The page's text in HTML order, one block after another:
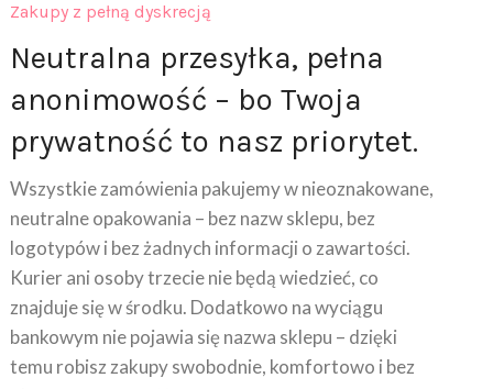
Neutralna przesyłka, pełna
anonimowość – bo Twoja
prywatność to nasz priorytet.
Wszystkie zamówienia pakujemy w nieoznakowane,
neutralne opakowania – bez nazw sklepu, bez
logotypów i bez żadnych informacji o zawartości.
Kurier ani osoby trzecie nie będą wiedzieć, co
znajduje się w środku. Dodatkowo na wyciągu
bankowym nie pojawia się nazwa sklepu – dzięki
temu robisz zakupy swobodnie, komfortowo i bez
obaw o prywatność.